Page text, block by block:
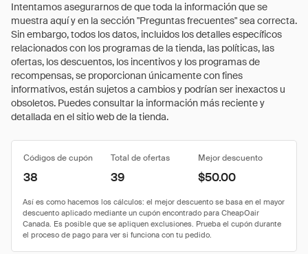
Intentamos asegurarnos de que toda la información que se
muestra aquí y en la sección "Preguntas frecuentes" sea correcta.
Sin embargo, todos los datos, incluidos los detalles específicos
relacionados con los programas de la tienda, las políticas, las
ofertas, los descuentos, los incentivos y los programas de
recompensas, se proporcionan únicamente con fines
informativos, están sujetos a cambios y podrían ser inexactos u
obsoletos. Puedes consultar la información más reciente y
detallada en el sitio web de la tienda.
Códigos de cupón Total de ofertas Mejor descuento
38 39 $50.00